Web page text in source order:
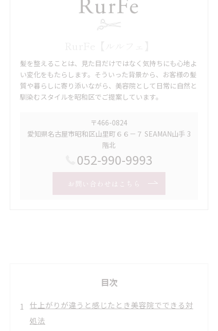
髪を整えることは、見た目だけではなく気持ちにも心地よ
い変化をもたらします。そういった背景から、お客様の髪
質や暮らしに寄り添いながら、美容院として日常に自然と
馴染むスタイルを昭和区でご提案しています。
〒466-0824
愛知県名古屋市昭和区山里町６６－７ SEAMAN山手 3
階北
052-990-9993
お問い合わせはこちら
目次
仕上がりが違うと感じたとき美容院でできる対
処法